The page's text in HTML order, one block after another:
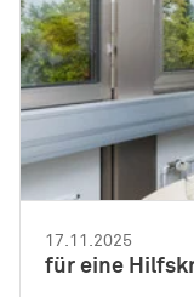
17.11.2025
für eine